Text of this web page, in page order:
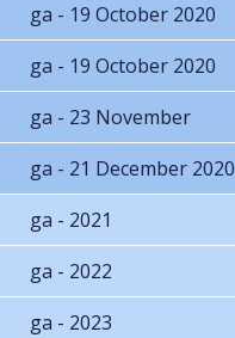
ga - 19 October 2020
ga - 19 October 2020
ga - 23 November
ga - 21 December 2020
ga - 2021
ga - 2022
ga - 2023